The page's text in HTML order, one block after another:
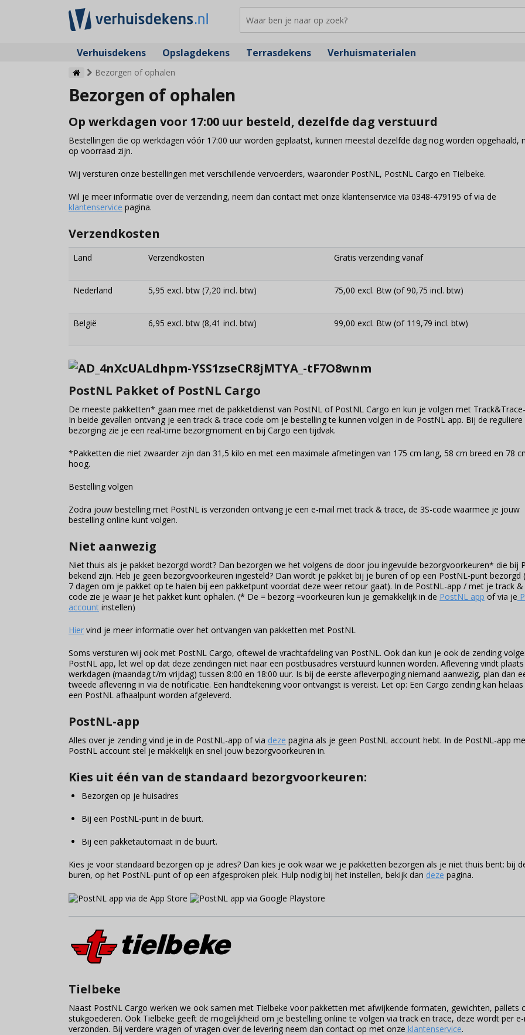
Verhuisdekens Opslagdekens Terrasdekens Verhuismaterialen
Bezorgen of ophalen
Bezorgen of ophalen
Op werkdagen voor 17:00 uur besteld, dezelfde dag verstuurd
Bestellingen die op werkdagen vóór 17:00 uur worden geplaatst, kunnen meestal dezelfde dag nog worden opgehaald,
op voorraad zijn.
Wij versturen onze bestellingen met verschillende vervoerders, waaronder PostNL, PostNL Cargo en Tielbeke.
Wil je meer informatie over de verzending, neem dan contact met onze klantenservice via 0348-479195 of via de
klantenservice pagina.
Verzendkosten
Land Verzendkosten Gratis verzending vanaf
Nederland 5,95 excl. btw (7,20 incl. btw) 75,00 excl. Btw (of 90,75 incl. btw)
België 6,95 excl. btw (8,41 incl. btw) 99,00 excl. Btw (of 119,79 incl. btw)
PostNL Pakket of PostNL Cargo
De meeste pakketten* gaan mee met de pakketdienst van PostNL of PostNL Cargo en kun je volgen met
In beide gevallen ontvang je een track & trace code om je bestelling te kunnen volgen in de PostNL app. Bij de reguliere
bezorging zie je een real-time bezorgmoment en bij Cargo een tijdvak.
*Pakketten die niet zwaarder zijn dan 31,5 kilo en met een maximale afmetingen van 175 cm lang, 58 cm breed en 78
hoog.
Bestelling volgen
Zodra jouw bestelling met PostNL is verzonden ontvang je een e-mail met track & trace, de 3S-code waarmee je jouw
bestelling online kunt volgen.
Niet aanwezig
Niet thuis als je pakket bezorgd wordt? Dan bezorgen we het volgens de door jou ingevulde bezorgvoorkeuren* die bij
bekend zijn. Heb je geen bezorgvoorkeuren ingesteld? Dan wordt je pakket bij je buren of op een PostNL-punt bezorgd
7 dagen om je pakket op te halen bij een pakketpunt voordat deze weer retour gaat). In de PostNL-app / met je track &
code zie je waar je het pakket kunt ophalen. (* De = bezorg =voorkeuren kun je gemakkelijk in de PostNL app of via je
account instellen)
Hier vind je meer informatie over het ontvangen van pakketten met PostNL
Soms versturen wij ook met PostNL Cargo, oftewel de vrachtafdeling van PostNL. Ook dan kun je ook de zending
PostNL app, let wel op dat deze zendingen niet naar een postbusadres verstuurd kunnen worden. Aflevering vindt
werkdagen (maandag t/m vrijdag) tussen 8:00 en 18:00 uur. Is bij de eerste afleverpoging niemand aanwezig, plan dan
tweede aflevering in via de notificatie. Een handtekening voor ontvangst is vereist. Let op: Een Cargo zending kan
een PostNL afhaalpunt worden afgeleverd.
PostNL-app
Alles over je zending vind je in de PostNL-app of via deze pagina als je geen PostNL account hebt. In de PostNL-app
PostNL account stel je makkelijk en snel jouw bezorgvoorkeuren in.
Kies uit één van de standaard bezorgvoorkeuren:
Bezorgen op je huisadres
Bij een PostNL-punt in de buurt.
Bij een pakketautomaat in de buurt.
Kies je voor standaard bezorgen op je adres? Dan kies je ook waar we je pakketten bezorgen als je niet thuis bent: bij
buren, op het PostNL-punt of op een afgesproken plek. Hulp nodig bij het instellen, bekijk dan deze pagina.
Tielbeke
Naast PostNL Cargo werken we ook samen met Tielbeke voor pakketten met afwijkende formaten, gewichten, pallets
stukgoederen. Ook Tielbeke geeft de mogelijkheid om je bestelling online te volgen via track en trace, deze wordt per
verzonden. Bij verdere vragen of vragen over de levering neem dan contact op met onze klantenservice.